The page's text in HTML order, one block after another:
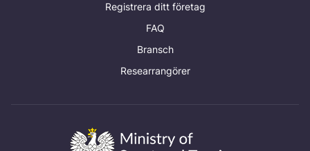
Registrera ditt företag
FAQ
Bransch
Researrangörer